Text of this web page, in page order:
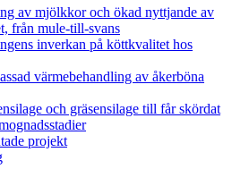
av mjölkkor och ökad nyttjande av
från mule-till-svans
inverkan på köttkvalitet hos
värmebehandling av åkerböna
och gräsensilage till får skördat
projekt